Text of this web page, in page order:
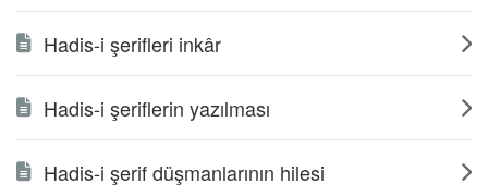
Hadis-i şerifleri inkâr
Hadis-i şeriflerin yazılması
Hadis-i şerif düşmanlarının hilesi